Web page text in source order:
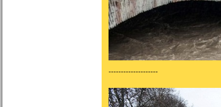
--------------------